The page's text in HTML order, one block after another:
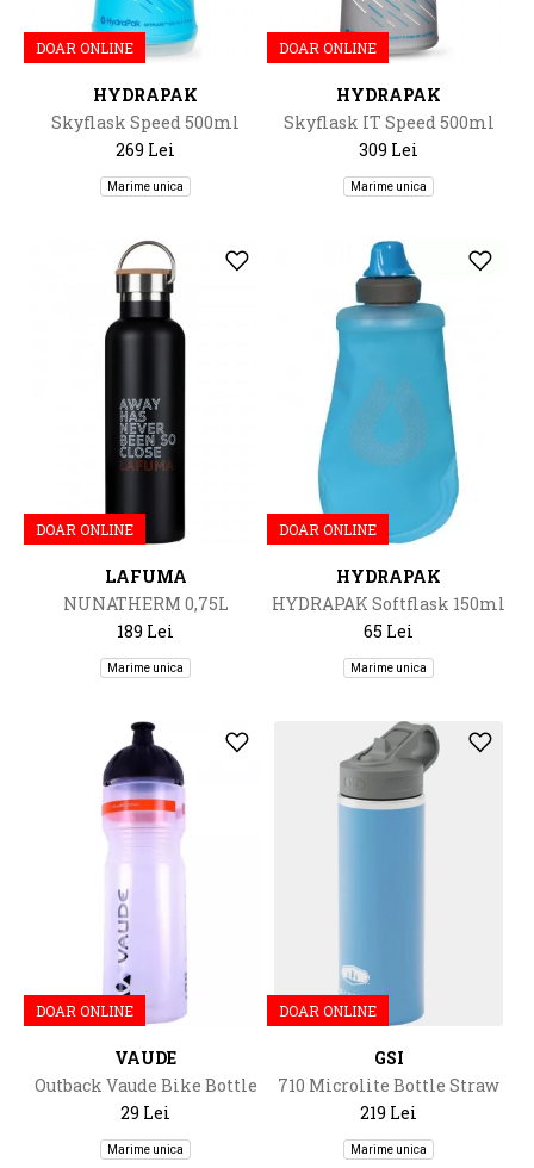
DOAR ONLINE
HYDRAPAK
Skyflask Speed 500ml
269 Lei
Marime unica
DOAR ONLINE
HYDRAPAK
Skyflask IT Speed 500ml
309 Lei
Marime unica
DOAR ONLINE
LAFUMA
NUNATHERM 0,75L
189 Lei
Marime unica
DOAR ONLINE
HYDRAPAK
HYDRAPAK Softflask 150ml
65 Lei
Marime unica
DOAR ONLINE
VAUDE
Outback Vaude Bike Bottle
0,75L
29 Lei
Marime unica
DOAR ONLINE
GSI
710 Microlite Bottle Straw
Top
219 Lei
Marime unica